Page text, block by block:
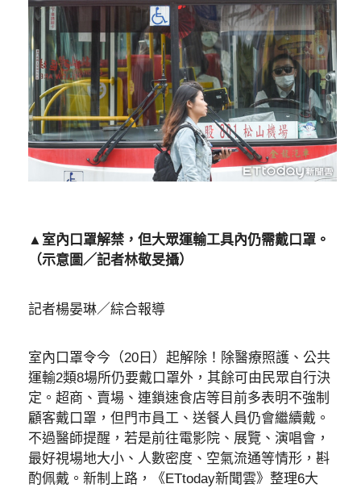
▲室內口罩解禁，但大眾運輸工具內仍需戴口罩。
（示意圖／記者林敬旻攝）
記者楊晏琳／綜合報導
室內口罩令今（20日）起解除！除醫療照護、公共
運輸2類8場所仍要戴口罩外，其餘可由民眾自行決
定。超商、賣場、連鎖速食店等目前多表明不強制
顧客戴口罩，但門市員工、送餐人員仍會繼續戴。
不過醫師提醒，若是前往電影院、展覽、演唱會，
最好視場地大小、人數密度、空氣流通等情形，斟
酌佩戴。新制上路，《ETtoday新聞雲》整理6大